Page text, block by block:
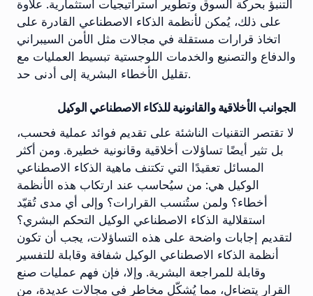
التنبؤ بحركة السوق وتطوير استراتيجيات استثمارية. علاوة
على ذلك، يُمكن لأنظمة الذكاء الاصطناعي القادرة على
اتخاذ قرارات مستقلة في مجالات مثل الأمن السيبراني
والدفاع والتصنيع والخدمات اللوجستية تبسيط العمليات مع
تقليل الأخطاء البشرية إلى أدنى حد.
الجوانب الأخلاقية والقانونية للذكاء الاصطناعي الوكيل
لا تقتصر التقنيات الناشئة على تقديم فوائد عملية فحسب،
بل تثير أيضًا تساؤلات أخلاقية وقانونية خطيرة. ومن أكثر
المسائل تعقيدًا التي تكتنف ماهية الذكاء الاصطناعي
الوكيل هي: من سيُحاسب عند ارتكاب هذه الأنظمة
أخطاء؟ ولمن ستُنسب القرارات؟ وإلى أي مدى تُقيّد
استقلالية الذكاء الاصطناعي الوكيل التحكم البشري؟
لتقديم إجابات واضحة على هذه التساؤلات، يجب أن تكون
أنظمة الذكاء الاصطناعي الوكيل شفافة وقابلة للتفسير
وقابلة للمراجعة البشرية. وإلا، فإن فهم عمليات صنع
القرار يتضاءل، مما يُشكّل مخاطر في مجالات عديدة، من